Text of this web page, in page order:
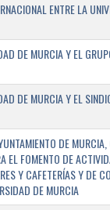
ENTRE LA
DE MURCIA Y EL
DE MURCIA Y EL
DE
EL FOMENTO DE
Y CAFETERÍAS Y DE
DE MURCIA